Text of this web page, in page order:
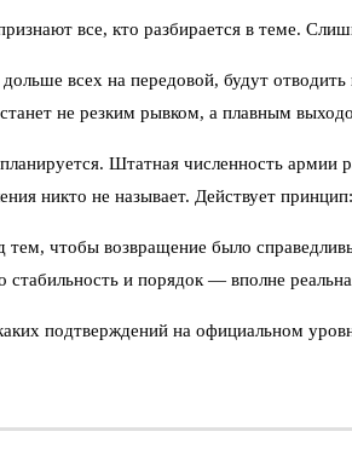
все, кто разбирается в теме.
дольше всех на передовой, будут
не резким рывком, а плавным
Штатная численность армии
никто не называет. Действует
чтобы возвращение было
и порядок — вполне
подтверждений на официальном